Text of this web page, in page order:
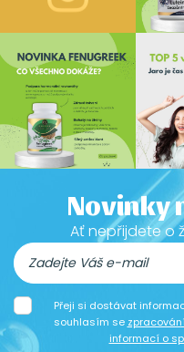
Novinky
Ať nepřijdete o
Přeji si dostávat
souhlasím se
informací o